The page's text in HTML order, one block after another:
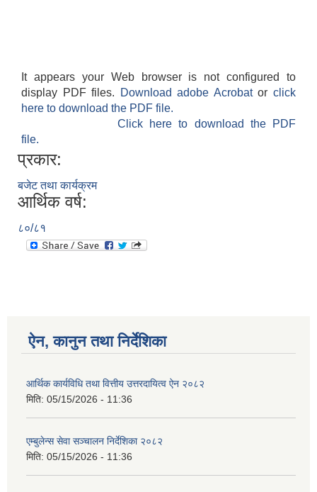
It appears your Web browser is not configured to
display PDF files.
Download adobe Acrobatorclick
here to download the PDF file.
Click here to download the PDF
file.
प्रकार:
बजेट तथा कार्यक्रम
आर्थिक वर्ष:
८०/८१
ऐन, कानुन तथा निर्देशिका
आर्थिक कार्यविधि तथा वित्तीय उत्तरदायित्व ऐन २०८२
मिति: 05/15/2026 - 11:36
एम्बुलेन्स सेवा सञ्चालन निर्देशिका २०८२
मिति: 05/15/2026 - 11:36